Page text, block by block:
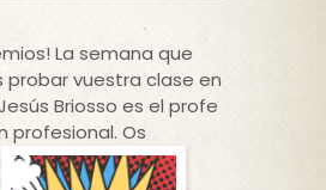
La semana que
probar vuestra clase en
Briosso es el profe
profesional. Os